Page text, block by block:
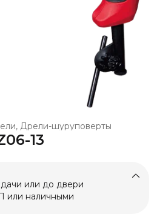
Дрели-шуруповерты
13
или до двери
или наличными